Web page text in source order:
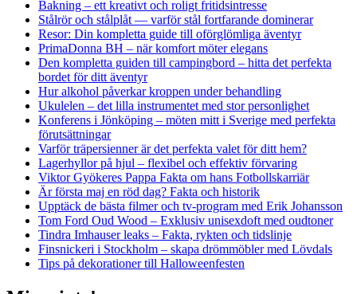
Bakning – ett kreativt och roligt fritidsintresse
Stålrör och stålplåt — varför stål fortfarande dominerar
Resor: Din kompletta guide till oförglömliga äventyr
PrimaDonna BH – när komfort möter elegans
Den kompletta guiden till campingbord – hitta det perfekta
bordet för ditt äventyr
Hur alkohol påverkar kroppen under behandling
Ukulelen – det lilla instrumentet med stor personlighet
Konferens i Jönköping – möten mitt i Sverige med perfekta
förutsättningar
Varför träpersienner är det perfekta valet för ditt hem?
Lagerhyllor på hjul – flexibel och effektiv förvaring
Viktor Gyökeres Pappa Fakta om hans Fotbollskarriär
Är första maj en röd dag? Fakta och historik
Upptäck de bästa filmer och tv-program med Erik Johansson
Tom Ford Oud Wood – Exklusiv unisexdoft med oudtoner
Tindra Imhauser leaks – Fakta, rykten och tidslinje
Finsnickeri i Stockholm – skapa drömmöbler med Lövdals
Tips på dekorationer till Halloweenfesten